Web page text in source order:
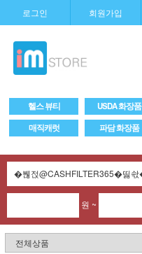
로그인 회원가입
헬스 뷰티 USDA 화장품
매직캐럿
파담 화장품
원 ~